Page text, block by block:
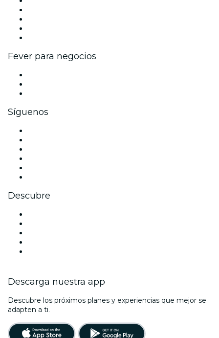
Fever para negocios
Síguenos
Descubre
Descarga nuestra app
Descubre los próximos planes y experiencias que mejor se
adapten a ti.